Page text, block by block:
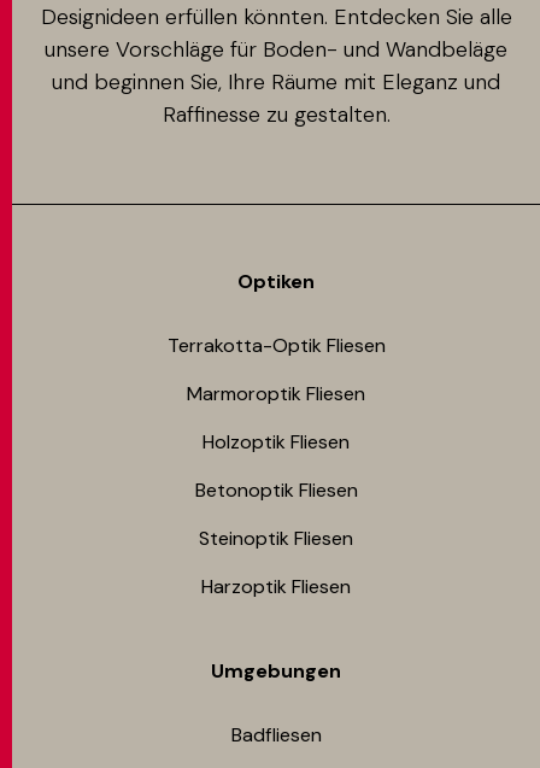
Designideen erfüllen könnten. Entdecken Sie alle
unsere Vorschläge für Boden- und Wandbeläge
und beginnen Sie, Ihre Räume mit Eleganz und
Raffinesse zu gestalten.
Optiken
Terrakotta-Optik Fliesen
Marmoroptik Fliesen
Holzoptik Fliesen
Betonoptik Fliesen
Steinoptik Fliesen
Harzoptik Fliesen
Umgebungen
Badfliesen